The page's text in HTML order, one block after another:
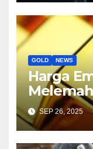
GOLD NEWS
Harga
SEP 26, 2025